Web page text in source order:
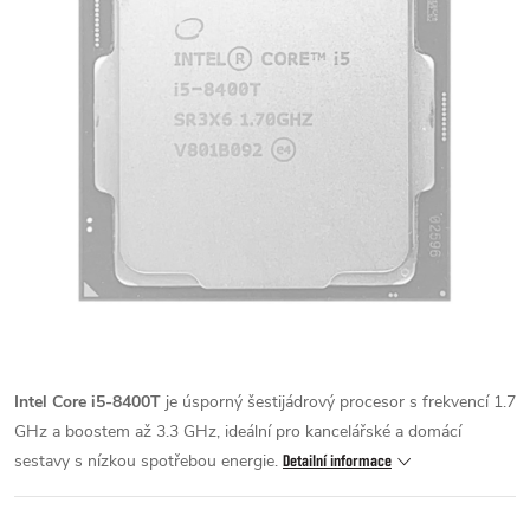
Intel Core i5-8400T je úsporný šestijádrový procesor s frekvencí 1.7
GHz a boostem až 3.3 GHz, ideální pro kancelářské a domácí
sestavy s nízkou spotřebou energie. Detailní informace